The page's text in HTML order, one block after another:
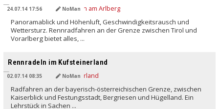
24.07.14 17:56 NoMan
Panoramablick und Höhenluft, Geschwindigkeitsrausch und
Wettersturz. Rennradfahren an der Grenze zwischen Tirol und
Vorarlberg bietet alles, ...
Rennradeln im Kufsteinerland
02.07.14 08:35 NoMan
Radfahren an der bayerisch-österreichischen Grenze, zwischen
Kaiserblick und Festungsstadt, Bergriesen und Hügelland. Ein
Lehrstück in Sachen ...